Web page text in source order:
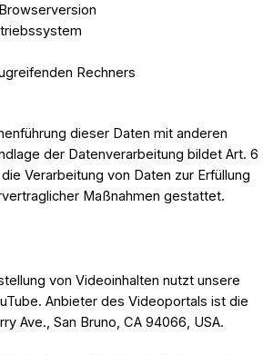
Rechners
dieser Daten mit anderen
der Datenverarbeitung bildet Art. 6
Verarbeitung von Daten zur Erfüllung
Maßnahmen gestattet.
von Videoinhalten nutzt unsere
Anbieter des Videoportals ist die
Ave., San Bruno, CA 94066, USA.